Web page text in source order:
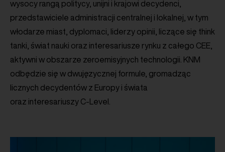
wysocy rangą politycy, unijni i krajowi decydenci,
przedstawiciele administracji centralnej i lokalnej, w tym
włodarze miast, dyplomaci, liderzy opinii, liczące się think
tanki, świat nauki oraz interesariusze rynku z całego CEE,
aktywni w obszarze zeroemisyjnych technologii. KNM
odbędzie się w dwujęzycznej formule, gromadząc
licznych decydentów z Europy i świata
oraz interesariuszy C-Level.